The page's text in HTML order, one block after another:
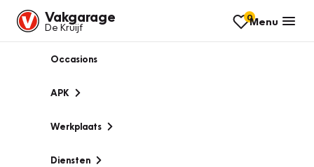
Vakgarage
De Kruijf
0Menu
Occasions
APK
Werkplaats
Diensten